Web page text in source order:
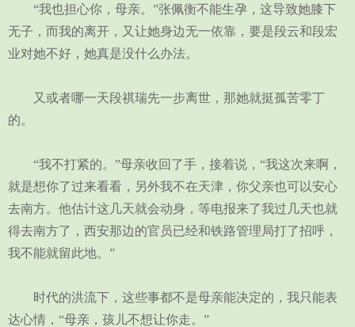
“我也担心你，母亲。”张佩衡不能生孕，这导致她膝下
无子，而我的离开，又让她身边无一依靠，要是段云和段宏
业对她不好，她真是没什么办法。
又或者哪一天段祺瑞先一步离世，那她就挺孤苦零丁
的。
“我不打紧的。”母亲收回了手，接着说，“我这次来啊，
就是想你了过来看看，另外我不在天津，你父亲也可以安心
去南方。他估计这几天就会动身，等电报来了我过几天也就
得去南方了，西安那边的官员已经和铁路管理局打了招呼，
我不能就留此地。”
时代的洪流下，这些事都不是母亲能决定的，我只能表
达心情，“母亲，孩儿不想让你走。”